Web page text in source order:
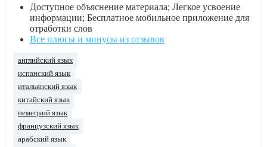
Доступное объяснение материала; Легкое усвоение
информации; Бесплатное мобильное приложение для
отработки слов
Все плюсы и минусы из отзывов
английский язык
испанский язык
итальянский язык
китайский язык
немецкий язык
французский язык
арабский язык